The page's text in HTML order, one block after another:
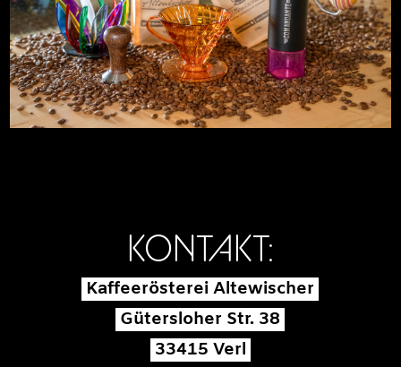
KONTAKT:
Kaffeerösterei Altewischer
Gütersloher Str. 38
33415 Verl